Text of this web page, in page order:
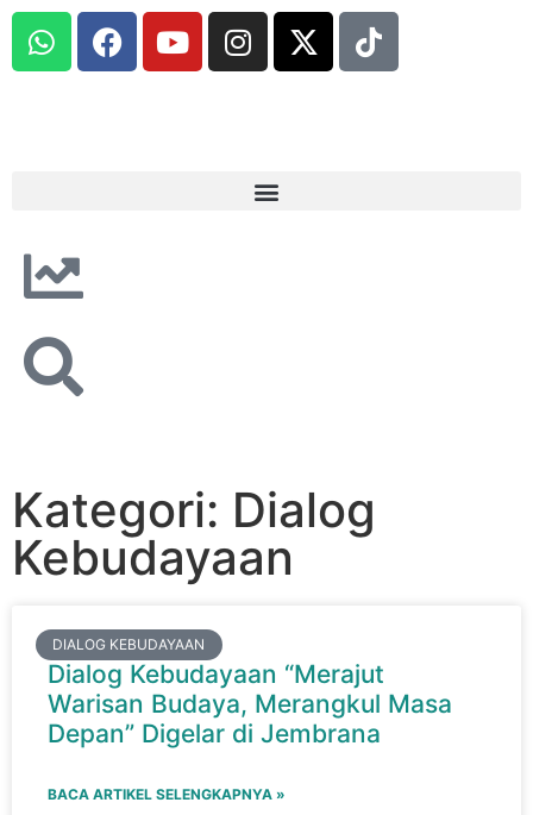
Kategori: Dialog
Kebudayaan
DIALOG KEBUDAYAAN
Dialog Kebudayaan “Merajut
Warisan Budaya, Merangkul Masa
Depan” Digelar di Jembrana
BACA ARTIKEL SELENGKAPNYA »